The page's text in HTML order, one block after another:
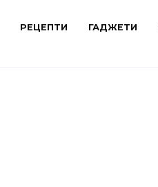
РЕЦЕПТИ ГАДЖЕТИ